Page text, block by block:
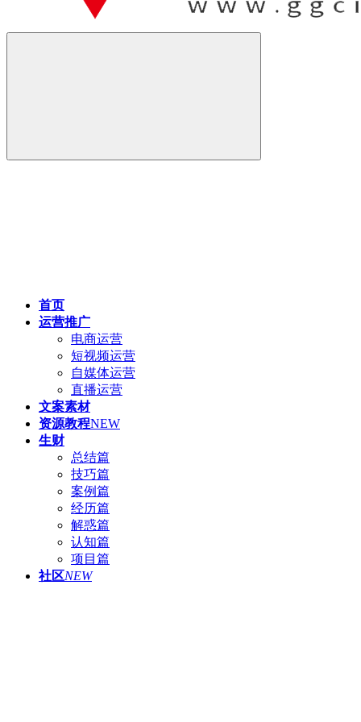
首页
运营推广
电商运营
短视频运营
自媒体运营
直播运营
文案素材
资源教程NEW
生财
总结篇
技巧篇
案例篇
经历篇
解惑篇
认知篇
项目篇
社区NEW